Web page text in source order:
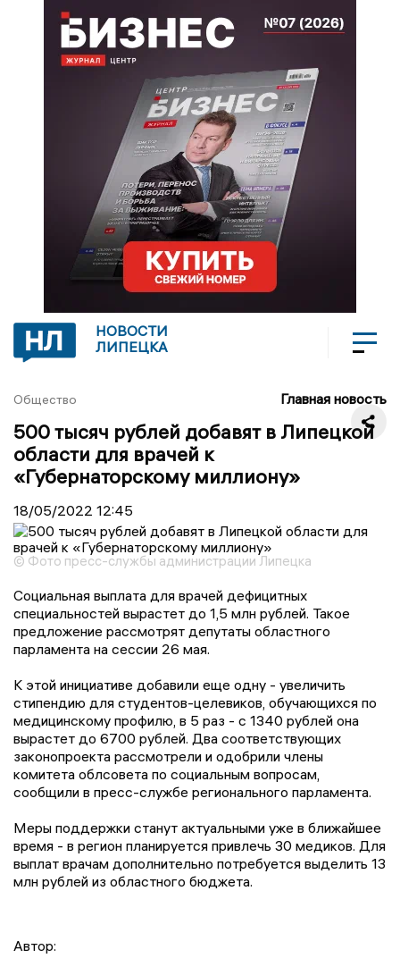
НОВОСТИ
ЛИПЕЦКА
Общество Главная новость
500 тысяч рублей добавят в Липецкой
области для врачей к
«Губернаторскому миллиону»
18/05/2022 12:45
© Фото пресс-службы администрации Липецка
Социальная выплата для врачей дефицитных
специальностей вырастет до 1,5 млн рублей. Такое
предложение рассмотрят депутаты областного
парламента на сессии 26 мая.
К этой инициативе добавили еще одну - увеличить
стипендию для студентов-целевиков, обучающихся по
медицинскому профилю, в 5 раз - с 1340 рублей она
вырастет до 6700 рублей. Два соответствующих
законопроекта рассмотрели и одобрили члены
комитета облсовета по социальным вопросам,
сообщили в пресс-службе регионального парламента.
Меры поддержки станут актуальными уже в ближайшее
время - в регион планируется привлечь 30 медиков. Для
выплат врачам дополнительно потребуется выделить 13
млн рублей из областного бюджета.
Автор: